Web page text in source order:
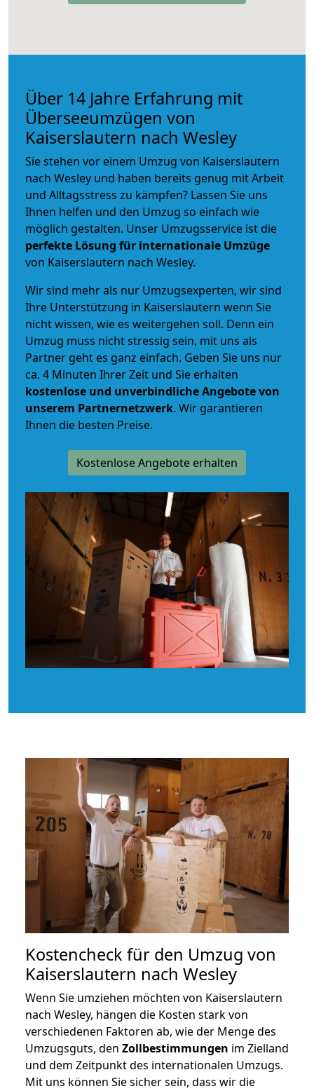
Über 14 Jahre Erfahrung mit
Überseeumzügen von
Kaiserslautern nach Wesley
Sie stehen vor einem Umzug von Kaiserslautern
nach Wesley und haben bereits genug mit Arbeit
und Alltagsstress zu kämpfen? Lassen Sie uns
Ihnen helfen und den Umzug so einfach wie
möglich gestalten. Unser Umzugsservice ist die
perfekte Lösung für internationale Umzüge
von Kaiserslautern nach Wesley.
Wir sind mehr als nur Umzugsexperten, wir sind
Ihre Unterstützung in Kaiserslautern wenn Sie
nicht wissen, wie es weitergehen soll. Denn ein
Umzug muss nicht stressig sein, mit uns als
Partner geht es ganz einfach. Geben Sie uns nur
ca. 4 Minuten Ihrer Zeit und Sie erhalten
kostenlose und unverbindlicheAngebote von
unserem Partnernetzwerk. Wir garantieren
Ihnen die besten Preise.
Kostenlose Angebote erhalten
Kostencheck für den Umzug von
Kaiserslautern nach Wesley
Wenn Sie umziehen möchten von Kaiserslautern
nach Wesley, hängen die Kosten stark von
verschiedenen Faktoren ab, wie der Menge des
Umzugsguts, den Zollbestimmungen im Zielland
und dem Zeitpunkt des internationalen Umzugs.
Mit uns können Sie sicher sein, dass wir die